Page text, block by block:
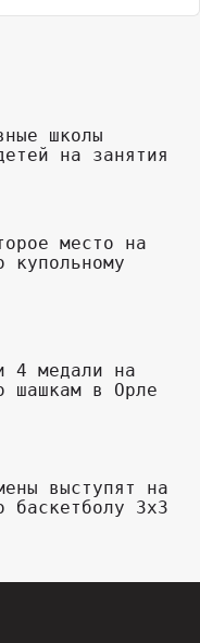
школы
на занятия
место на
купольному
4 медали на
шашкам в Орле
выступят на
баскетболу 3х3